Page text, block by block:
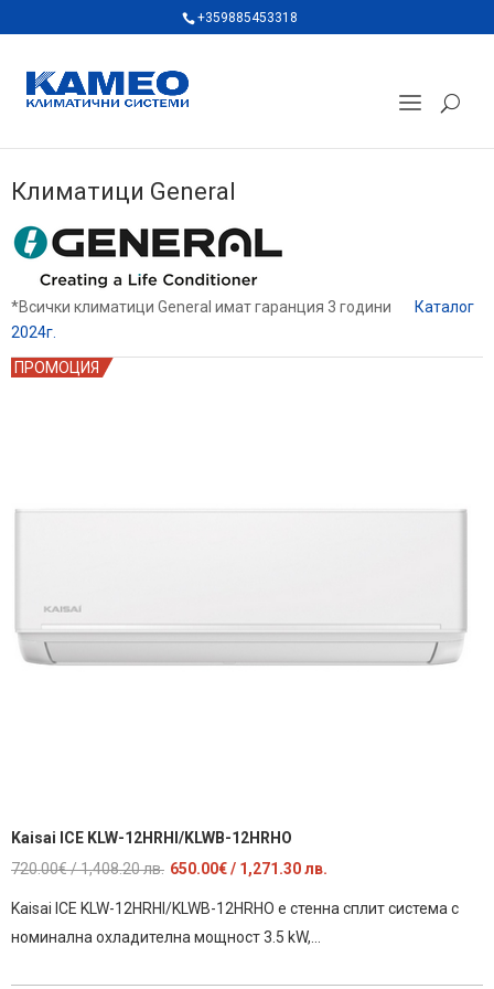
+359885453318
Климатици General
*Всички климатици General имат гаранция 3 години
Каталог
2024г.
ПРОМОЦИЯ
Kaisai ICE KLW-12HRHI/KLWB-12HRHO
720.00€/ 1,408.20 лв.Original
/
650.00€/ 1,271.30 лв.
/
Kaisai ICE KLW-12HRHI/KLWB-12HRHO е стенна сплит система с
номинална охладителна мощност 3.5 kW,…